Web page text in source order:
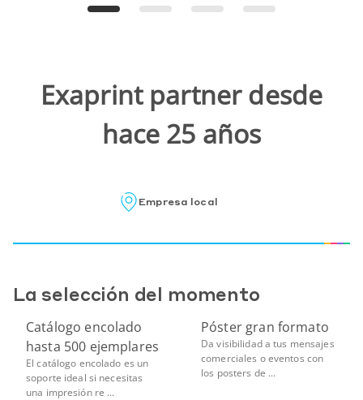
Exaprint partner desde
hace 25 años
Empresa local
La selección del momento
Catálogo encolado
hasta 500 ejemplares
El catálogo encolado es un
soporte ideal si necesitas
una impresión re ...
Póster gran formato
Da visibilidad a tus mensajes
comerciales o eventos con
los posters de ...